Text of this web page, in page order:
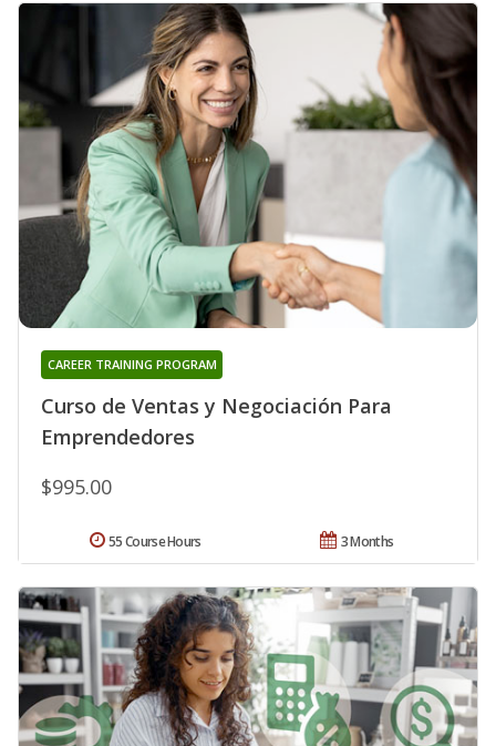
Curso de Ventas y Negociación Para
Emprendedores
CAREER TRAINING PROGRAM
$995.00
3 Months
55 Course Hours